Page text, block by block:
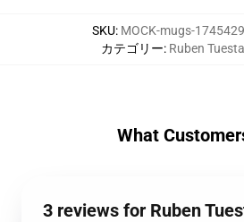
SKU: MOCK-mugs-
カテゴリー: Ruben
What
3 reviews for Ruben